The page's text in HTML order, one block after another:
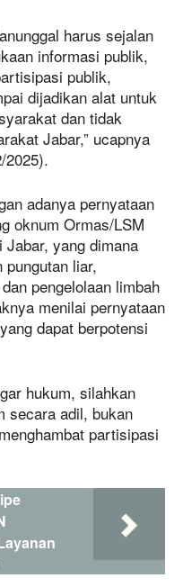
harus sejalan
informasi publik,
publik,
dijadikan alat untuk
dan tidak
Jabar,” ucapnya
2025).
adanya pernyataan
oknum Ormas/LSM
yang dimana
liar,
pengelolaan limbah
menilai pernyataan
dapat berpotensi
hukum, silahkan
secara adil, bukan
partisipasi